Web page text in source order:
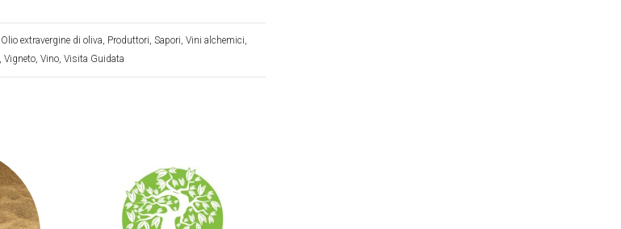
Olio extravergine di oliva Produttori Sapori Vini alchemici
Vigneto Vino Visita Guidata